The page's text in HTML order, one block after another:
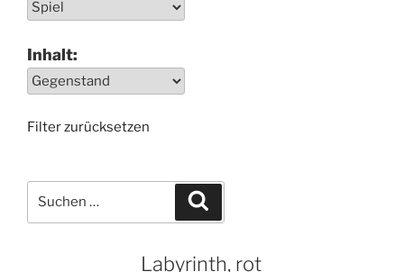
Inhalt:
Filter zurücksetzen
nach:
Labyrinth, rot